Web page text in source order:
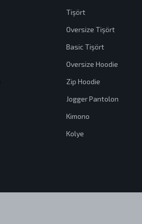
Tişört
Oversize Tişört
Basic Tişört
Oversize Hoodie
Zip Hoodie
Jogger Pantolon
Kimono
Kolye